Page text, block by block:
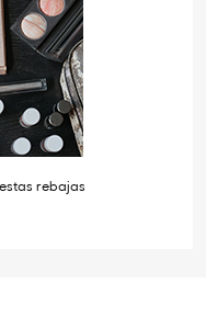
rebajas